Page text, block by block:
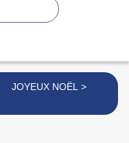
JOYEUX NOËL >